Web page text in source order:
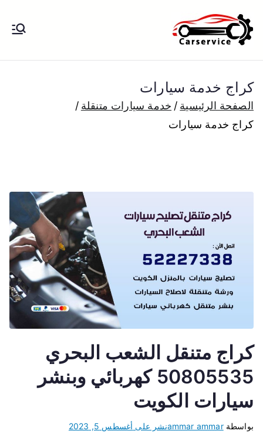
إلى
المحتوى
الكويت
بنشر متنقل الكويت كهرباء وبنشر تبديل
بارخص الاسعار
كراج خدمة سيارات
الصفحة الرئيسية
خدمة سيارات متنقلة
كراج خدمة سيارات
كراج متنقل الشعب البحري
50805535 كهربائي وبنشر
سيارات الكويت
بواسطةammar ammarنشر على أغسطس 5, 2023